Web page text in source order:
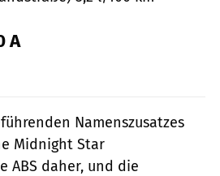
A
Namenszusatzes
Midnight Star
ABS daher, und die